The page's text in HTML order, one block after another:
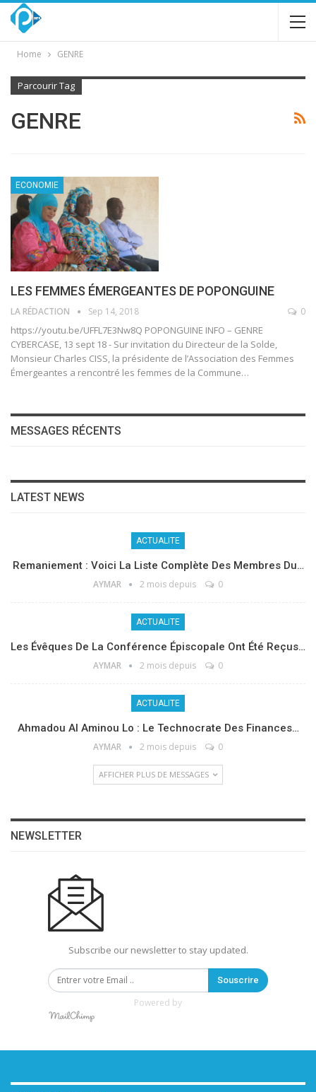
Home GENRE
Parcourir Tag
GENRE
ECONOMIE
LES FEMMES ÉMERGEANTES DE POPONGUINE
LA RÉDACTION Sep 14, 2018 0
https://youtu.be/UFFL7E3Nw8Q POPONGUINE INFO – GENRE
CYBERCASE, 13 sept 18 - Sur invitation du Directeur de la Solde,
Monsieur Charles CISS, la présidente de l’Association des Femmes
Émergeantes a rencontré les femmes de la Commune…
MESSAGES RÉCENTS
LATEST NEWS
ACTUALITE
Remaniement : Voici La Liste Complète Des Membres Du…
AYMAR 2 mois depuis 0
ACTUALITE
Les Évêques De La Conférence Épiscopale Ont Été Reçus…
AYMAR 2 mois depuis 0
ACTUALITE
Ahmadou Al Aminou Lo : Le Technocrate Des Finances…
AYMAR 2 mois depuis 0
AFFICHER PLUS DE MESSAGES
NEWSLETTER
Subscribe our newsletter to stay updated.
Souscrire
Powered by